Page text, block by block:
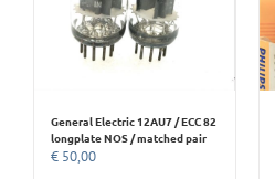
General Electric 12AU7 / ECC 82
longplate NOS / matched pair
€ 50,00